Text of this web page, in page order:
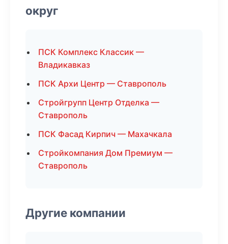
округ
ПСК Комплекс Классик —
Владикавказ
ПСК Архи Центр — Ставрополь
Стройгрупп Центр Отделка —
Ставрополь
ПСК Фасад Кирпич — Махачкала
Стройкомпания Дом Премиум —
Ставрополь
Другие компании